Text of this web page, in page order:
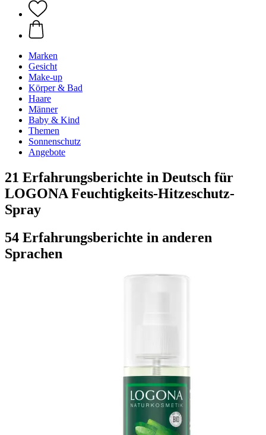
Marken
Gesicht
Make-up
Körper & Bad
Haare
Männer
Baby & Kind
Themen
Sonnenschutz
Angebote
21 Erfahrungsberichte in Deutsch für
LOGONA Feuchtigkeits-Hitzeschutz-
Spray
54 Erfahrungsberichte in anderen
Sprachen